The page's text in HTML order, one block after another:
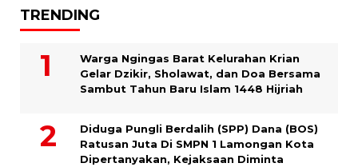
TRENDING
Warga Ngingas Barat Kelurahan Krian
Gelar Dzikir, Sholawat, dan Doa Bersama
Sambut Tahun Baru Islam 1448 Hijriah
Diduga Pungli Berdalih (SPP) Dana (BOS)
Ratusan Juta Di SMPN 1 Lamongan Kota
Dipertanyakan, Kejaksaan Diminta